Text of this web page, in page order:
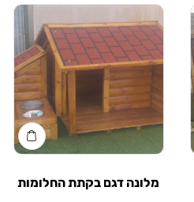
מלונה דגם בקתת החלומות